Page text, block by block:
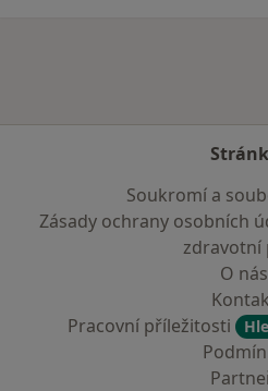
Soukromí a
Zásady ochrany osobních
zdravotní
O nás
Pracovní příležitosti